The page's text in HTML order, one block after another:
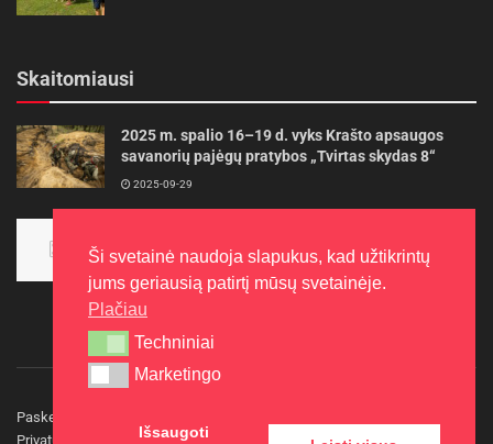
Skaitomiausi
2025 m. spalio 16–19 d. vyks Krašto apsaugos
savanorių pajėgų pratybos „Tvirtas skydas 8“
2025-09-29
aukso
2015-10-30
Paskelbkite naujieną
Privatumo politika
Kontaktai
Ši svetainė naudoja slapukus, kad užtikrintų
jums geriausią patirtį mūsų svetainėje.
Plačiau
Techniniai
Techniniai
Marketingo
Marketingo
Išsaugoti